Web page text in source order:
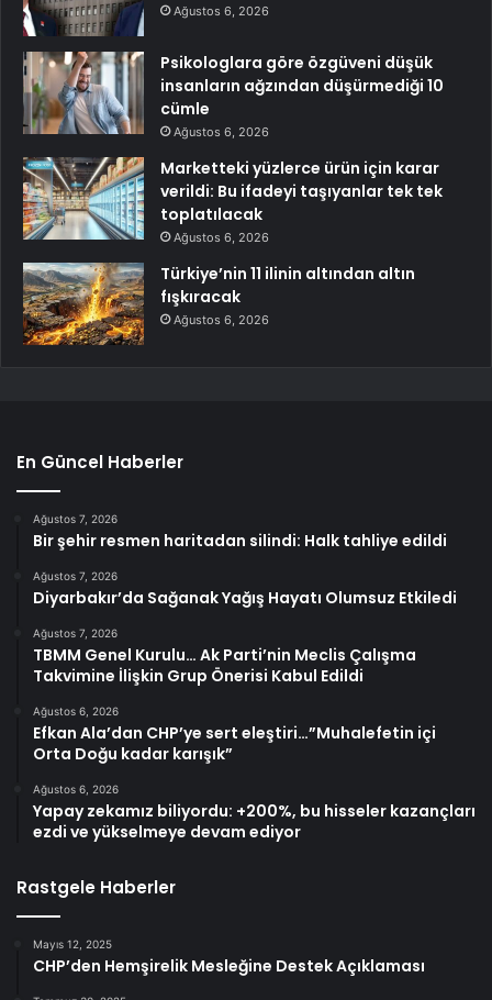
Ağustos 6, 2026
Psikologlara göre özgüveni düşük
insanların ağzından düşürmediği 10
cümle
Ağustos 6, 2026
Marketteki yüzlerce ürün için karar
verildi: Bu ifadeyi taşıyanlar tek tek
toplatılacak
Ağustos 6, 2026
Türkiye’nin 11 ilinin altından altın
fışkıracak
Ağustos 6, 2026
En Güncel Haberler
Ağustos 7, 2026
Bir şehir resmen haritadan silindi: Halk tahliye edildi
Ağustos 7, 2026
Diyarbakır’da Sağanak Yağış Hayatı Olumsuz Etkiledi
Ağustos 7, 2026
TBMM Genel Kurulu… Ak Parti’nin Meclis Çalışma
Takvimine İlişkin Grup Önerisi Kabul Edildi
Ağustos 6, 2026
Efkan Ala’dan CHP’ye sert eleştiri…”Muhalefetin içi
Orta Doğu kadar karışık”
Ağustos 6, 2026
Yapay zekamız biliyordu: +200%, bu hisseler kazançları
ezdi ve yükselmeye devam ediyor
Rastgele Haberler
Mayıs 12, 2025
CHP’den Hemşirelik Mesleğine Destek Açıklaması